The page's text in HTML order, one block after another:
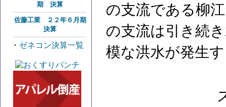
期 決算
佐藤工業 ２２年６月期
決算
・ ゼネコン決算一覧
の支流である柳
の支流は引き続
模な洪水が発生